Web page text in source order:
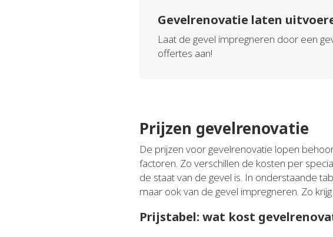
Gevelrenovatie laten
Laat de gevel impregneren door een
offertes aan!
Prijzen gevelrenovatie
De prijzen voor gevelrenovatie lopen
factoren. Zo verschillen de kosten per
de staat van de gevel is. In onderstaande
maar ook van de gevel impregneren. Zo
Prijstabel: wat kost